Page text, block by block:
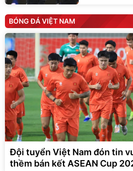
BÓNG ĐÁ VIỆT NAM
Đội tuyển Việt Nam đón tin
thềm bán kết ASEAN Cup